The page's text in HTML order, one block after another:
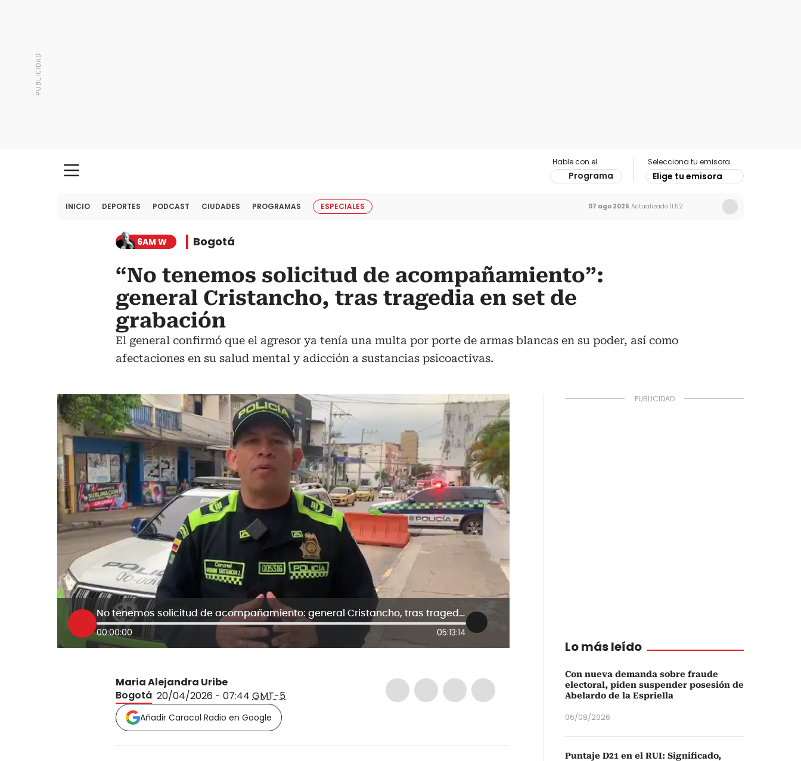
Hable con el
Programa
Selecciona tu emisora
Elige tu emisora
INICIO DEPORTES PODCAST CIUDADES PROGRAMAS ESPECIALES 07 ago 2026 Actualizado 11:52
6AM W Bogotá
“No tenemos solicitud de acompañamiento”:
general Cristancho, tras tragedia en set de
grabación
El general confirmó que el agresor ya tenía una multa por porte de armas blancas en su poder, así como
afectaciones en su salud mental y adicción a sustancias psicoactivas.
No tenemos solicitud de acompañamiento: general Cristancho, tras tragedia en set de grabación
00:00:00 05:13:14
Maria Alejandra Uribe
Bogotá 20/04/2026 - 07:44 GMT-5
Añadir Caracol Radio en Google
Lo más leído
Con nueva demanda sobre fraude
electoral, piden suspender posesión de
Abelardo de la Espriella
06/08/2026
Puntaje D21 en el RUI: Significado,